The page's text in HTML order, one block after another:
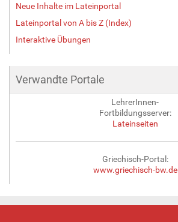
Neue Inhalte im Lateinportal
Lateinportal von A bis Z (Index)
Interaktive Übungen
Verwandte Portale
LehrerInnen-
Fortbildungsserver:
Lateinseiten
Griechisch-Portal:
www.griechisch-bw.de